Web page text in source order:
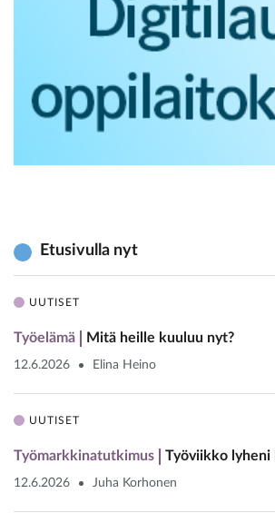
Etusivulla nyt
UUTISET
Työelämä Mitä heille kuuluu nyt?
12.6.2026 Elina Heino
UUTISET
Työmarkkinatutkimus Työviikko lyheni
12.6.2026 Juha Korhonen